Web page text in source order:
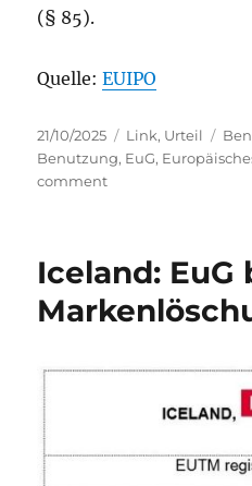
(§ 85).
Quelle:EUIPO
Posted
on
21/10/2025 Categories
Link, Urteil
Benutzung, EuG,
commenton
zur
ernsthaften
Benutzung
Iceland: